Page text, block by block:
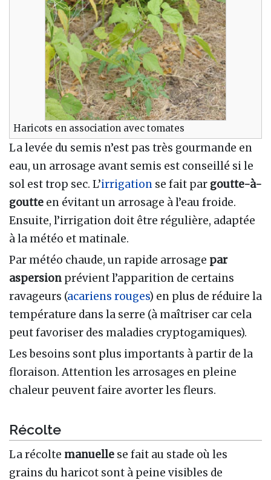
Haricots en association avec tomates
La levée du semis n’est pas très gourmande en
eau, un arrosage avant semis est conseillé si le
sol est trop sec. L’irrigation se fait par goutte-à-
goutte en évitant un arrosage à l’eau froide.
Ensuite, l’irrigation doit être régulière, adaptée
à la météo et matinale.
Par météo chaude, un rapide arrosage par
aspersion prévient l’apparition de certains
ravageurs (acariens rouges) en plus de réduire la
température dans la serre (à maîtriser car cela
peut favoriser des maladies cryptogamiques).
Les besoins sont plus importants à partir de la
floraison. Attention les arrosages en pleine
chaleur peuvent faire avorter les fleurs.
Récolte
La récolte manuelle se fait au stade où les
grains du haricot sont à peine visibles de